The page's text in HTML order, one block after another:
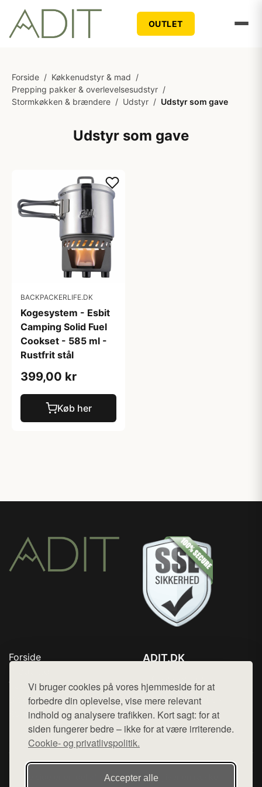
Vi bruger cookies på vores hjemmeside for at
forbedre din oplevelse, vise mere relevant
indhold og analysere trafikken. Kort sagt: for at
siden fungerer bedre – ikke for at være irriterende.
Cookie- og privatlivspolitik.
Accepter alle
OUTLET
Forside / Køkkenudstyr & mad /
Prepping pakker & overlevelsesudstyr /
Stormkøkken & brændere / Udstyr / Udstyr som gave
Udstyr som gave
BACKPACKERLIFE.DK
Kogesystem - Esbit
Camping Solid Fuel
Cookset - 585 ml -
Rustfrit stål
399,00 kr
Køb her
Forside
Top Rabatter
Blog
Kontakt
ADIT.DK
Mail: hej@want.dk
Cookie- og privatlivspolitik
Denne side er en del af want.dk, der udgiver en række